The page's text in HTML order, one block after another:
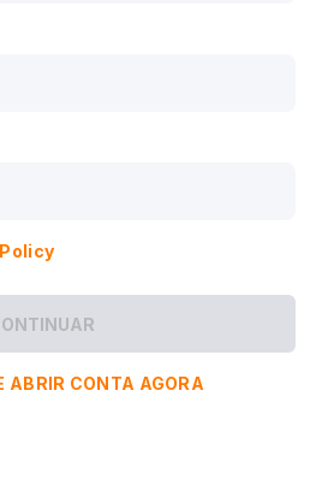
ABRIR CONTA AGORA